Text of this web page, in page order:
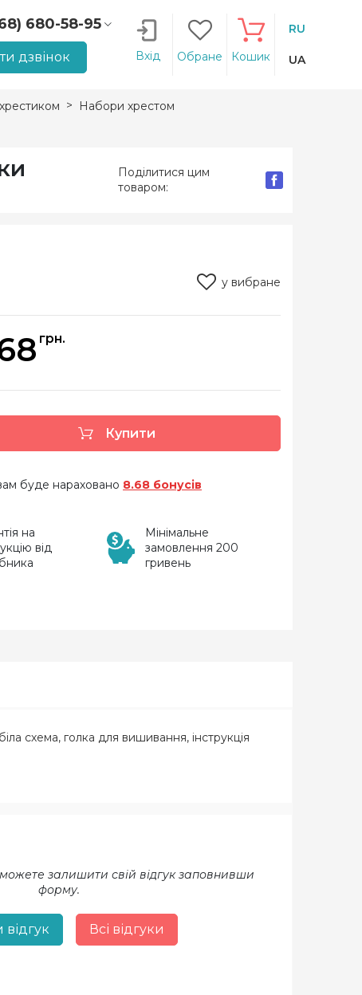
680-58-95
207-14-90
дзвінок Вхід Обране Кошик
RU
UA
Набори хрестом
Поділитися цим
товаром:
у вибране
грн.
Купити
буде нараховано 8.68 бонусів
на
від
Мінімальне
замовлення 200
гривень
схема, голка для вишивання, інструкція
залишити свій відгук заповнивши
форму.
Всі відгуки